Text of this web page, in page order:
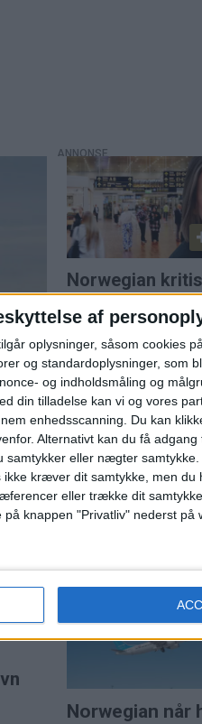
af
oplysninger, såsom cookies
og standardoplysninger, som
og indholdsmåling og
din tilladelse kan vi og vores
enhedsscanning. Du kan
Alternativt kan du få
eller nægter
kræver dit samtykke, men du
eller trække dit
knappen "Privatliv" nederst på
Norwegian
køerne på
flytte trafik til
SAS var
Norwegian når